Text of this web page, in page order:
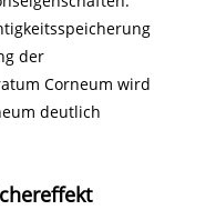
der
Corneum wird
deutlich